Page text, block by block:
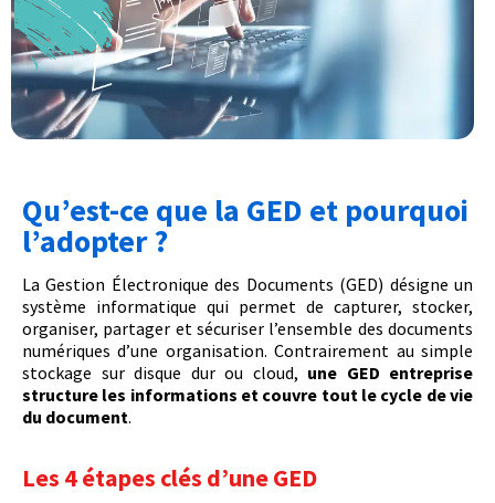
Qu’est-ce que la GED et pourquoi
l’adopter ?
La Gestion Électronique des Documents (GED) désigne un
système informatique qui permet de capturer, stocker,
organiser, partager et sécuriser l’ensemble des documents
numériques d’une organisation. Contrairement au simple
stockage sur disque dur ou cloud, une GED entreprise
structure les informations et couvre tout le cycle de vie
du document.
Les 4 étapes clés d’une GED